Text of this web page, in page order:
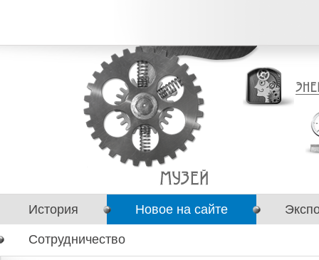
История Новое на сайте
Сотрудничество